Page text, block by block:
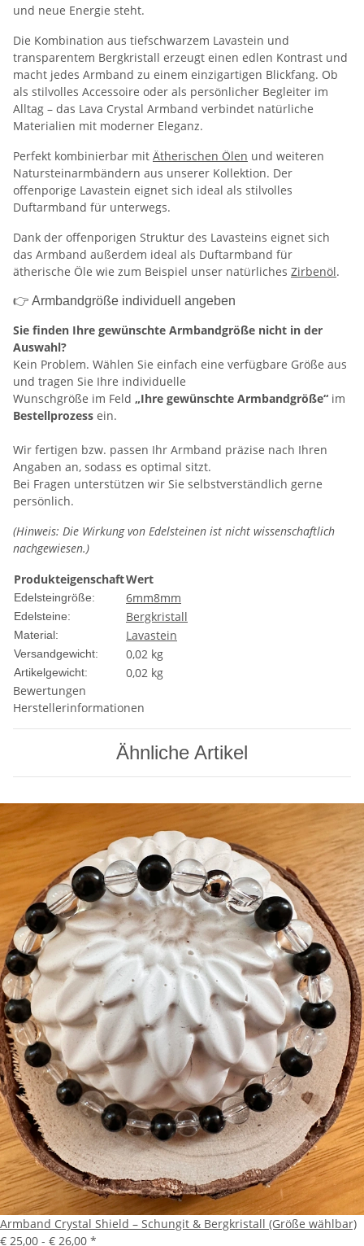
und neue Energie steht.
Die Kombination aus tiefschwarzem Lavastein und
transparentem Bergkristall erzeugt einen edlen Kontrast und
macht jedes Armband zu einem einzigartigen Blickfang. Ob
als stilvolles Accessoire oder als persönlicher Begleiter im
Alltag – das Lava Crystal Armband verbindet natürliche
Materialien mit moderner Eleganz.
Perfekt kombinierbar mit Ätherischen Ölen und weiteren
Natursteinarmbändern aus unserer Kollektion. Der
offenporige Lavastein eignet sich ideal als stilvolles
Duftarmband für unterwegs.
Dank der offenporigen Struktur des Lavasteins eignet sich
das Armband außerdem ideal als Duftarmband für
ätherische Öle wie zum Beispiel unser natürliches Zirbenöl.
👉 Armbandgröße individuell angeben
Sie finden Ihre gewünschte Armbandgröße nicht in der
Auswahl?
Kein Problem. Wählen Sie einfach eine verfügbare Größe aus
und tragen Sie Ihre individuelle
Wunschgröße im Feld „Ihre gewünschte Armbandgröße“ im
Bestellprozess ein.
Wir fertigen bzw. passen Ihr Armband präzise nach Ihren
Angaben an, sodass es optimal sitzt.
Bei Fragen unterstützen wir Sie selbstverständlich gerne
persönlich.
(Hinweis: Die Wirkung von Edelsteinen ist nicht wissenschaftlich
nachgewiesen.)
ProdukteigenschaftWert
Edelsteingröße: 6mm8mm
Edelsteine: Bergkristall
Material: Lavastein
Versandgewicht: 0,02 kg
Artikelgewicht: 0,02 kg
Bewertungen
Herstellerinformationen
Ähnliche Artikel
Armband Crystal Shield – Schungit & Bergkristall (Größe wählbar)
€ 25,00 - € 26,00 *